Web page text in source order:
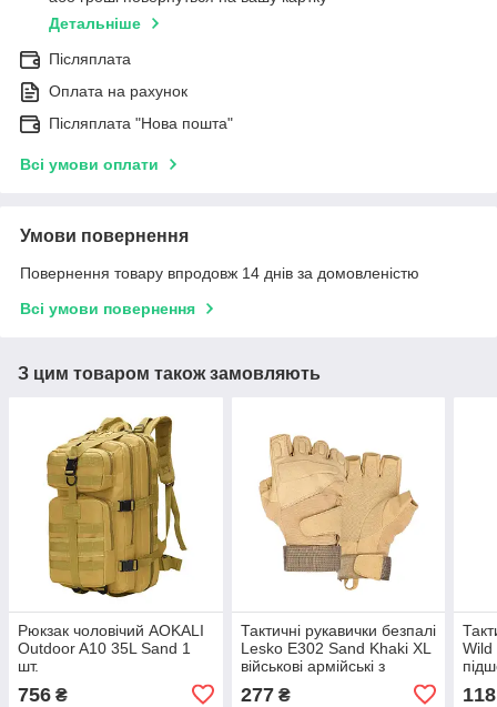
Детальніше
Післяплата
Оплата на рахунок
Післяплата "Нова пошта"
Всі умови оплати
Умови повернення
Повернення товару впродовж 14 днів за домовленістю
Всі умови повернення
З цим товаром також замовляють
Рюкзак чоловічий AOKALI
Outdoor A10 35L Sand 1
шт.
756 ₴
Тактичні рукавички безпалі
Lesko E302 Sand Khaki XL
військові армійські з
відкритими пальцями 1 шт.
277₴
Wild
118